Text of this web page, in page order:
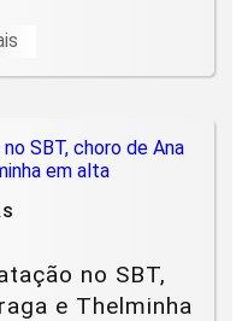
no SBT,
e Thelminha